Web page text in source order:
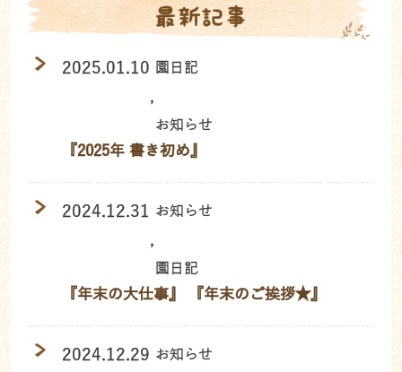
最新記事
2025.01.10 園日記
,
お知らせ
『2025年 書き初め』
2024.12.31 お知らせ
,
園日記
『年末の大仕事』 『年末のご挨拶★』
2024.12.29 お知らせ